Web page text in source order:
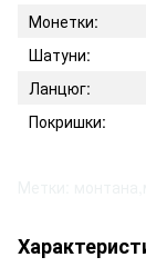
Монетки:
Шатуни:
Ланцюг:
Покришки: